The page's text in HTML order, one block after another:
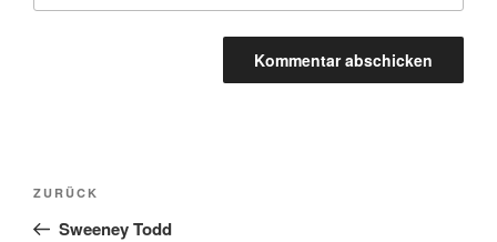
Beitragsnavigation
Vorheriger
Beitrag
ZURÜCK
Sweeney Todd